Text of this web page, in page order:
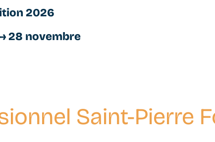
2026
28 novembre
Saint-Pierre